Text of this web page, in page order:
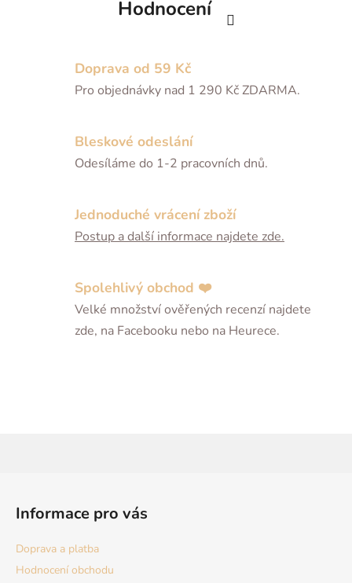
Doprava od 59 Kč
Pro objednávky nad 1 290 Kč ZDARMA.
Bleskové odeslání
Odesíláme do 1-2 pracovních dnů.
Jednoduché vrácení zboží
Postup a další informace najdete zde.
Spolehlivý obchod ❤️
Velké množství ověřených recenzí najdete
zde, na Facebooku nebo na Heurece.
Hodnocení
Informace pro vás
Doprava a platba
Hodnocení obchodu